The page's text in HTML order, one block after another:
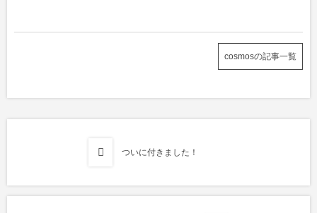
cosmosの記事一覧
ついに付きました！